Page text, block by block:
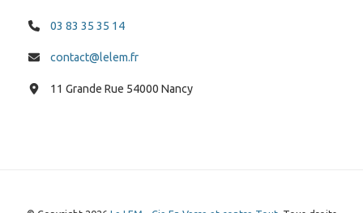
03 83 35 35 14
contact@lelem.fr
11 Grande Rue 54000 Nancy